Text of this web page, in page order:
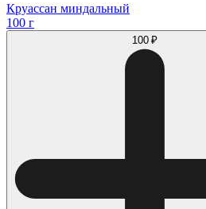
Круассан миндальный
100 г
100 ₽